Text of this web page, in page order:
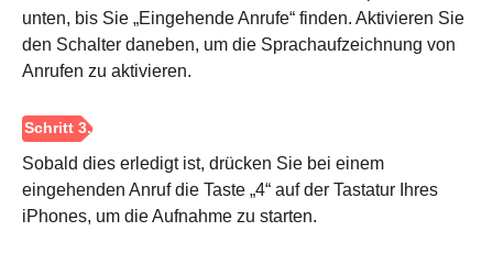
unten, bis Sie „Eingehende Anrufe“ finden. Aktivieren Sie
den Schalter daneben, um die Sprachaufzeichnung von
Anrufen zu aktivieren.
Sobald dies erledigt ist, drücken Sie bei einem
eingehenden Anruf die Taste „4“ auf der Tastatur Ihres
iPhones, um die Aufnahme zu starten.